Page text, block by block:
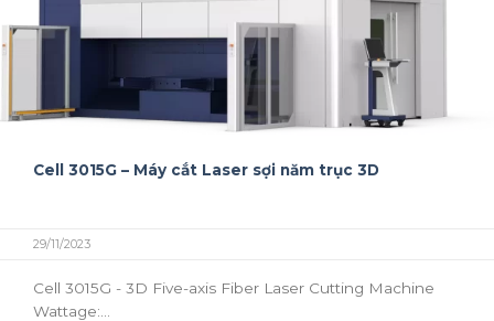
Cell 3015G – Máy cắt Laser sợi năm trục 3D
29/11/2023
Cell 3015G - 3D Five-axis Fiber Laser Cutting Machine
Wattage:...